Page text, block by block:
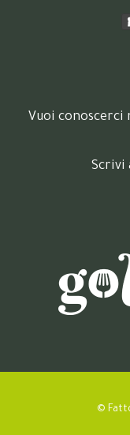
Vuoi conoscerci
Scrivi
©